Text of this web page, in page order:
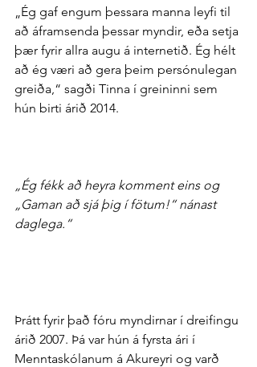
„Ég gaf engum þessara manna leyfi til
að á­fram­senda þessar myndir, eða setja
þær fyrir allra augu á inter­netið. Ég hélt
að ég væri að gera þeim per­sónu­legan
greiða,“ sagði Tinna í greininni sem
hún birti árið 2014.
„Ég fékk að heyra komment eins og
„Gaman að sjá þig í fötum!“ nánast
dag­lega.“
Þrátt fyrir það fóru myndirnar í dreifingu
árið 2007. Þá var hún á fyrsta ári í
Mennta­skólanum á Akur­eyri og varð